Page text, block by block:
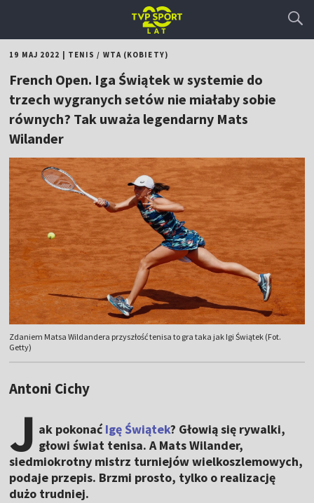
19 MAJ 2022 TENIS / WTA (KOBIETY)
French Open. Iga Świątek w systemie do
trzech wygranych setów nie miałaby sobie
równych? Tak uważa legendarny Mats
Wilander
Zdaniem Matsa Wildandera przyszłość tenisa to gra taka jak Igi Świątek (Fot.
Getty)
Antoni Cichy
J ak pokonaćIgę Świątek? Głowią się rywalki,
głowi świat tenisa. A Mats Wilander,
siedmiokrotny mistrz turniejów wielkoszlemowych,
podaje przepis. Brzmi prosto, tylko o realizację
dużo trudniej.